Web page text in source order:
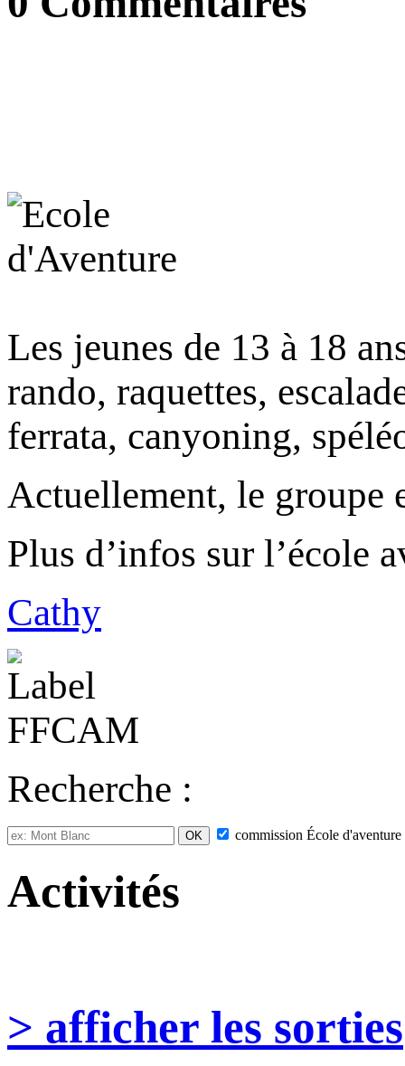
Les jeunes de 13 à 18
rando, raquettes,
ferrata, canyoning,
Actuellement, le groupe
Plus d’infos sur l’école
Cathy
Recherche :
commission École d'aventure
Activités
> afficher les sorties